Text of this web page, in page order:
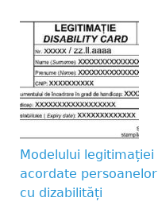
Modelului legitimației
acordate persoanelor
cu dizabilități